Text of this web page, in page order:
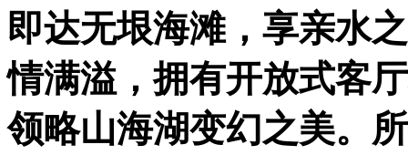
即达无垠海滩，享亲水
情满溢，拥有开放式客
领略山海湖变幻之美。